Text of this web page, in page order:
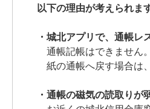
以下の理由が考えられます
・城北アプリで、通帳レ
通帳記帳はできません
紙の通帳へ戻す場合は
・通帳の磁気の読取りが